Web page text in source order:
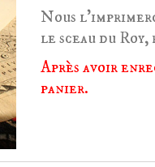
Nous
le sceau du
Après avoir
panier.